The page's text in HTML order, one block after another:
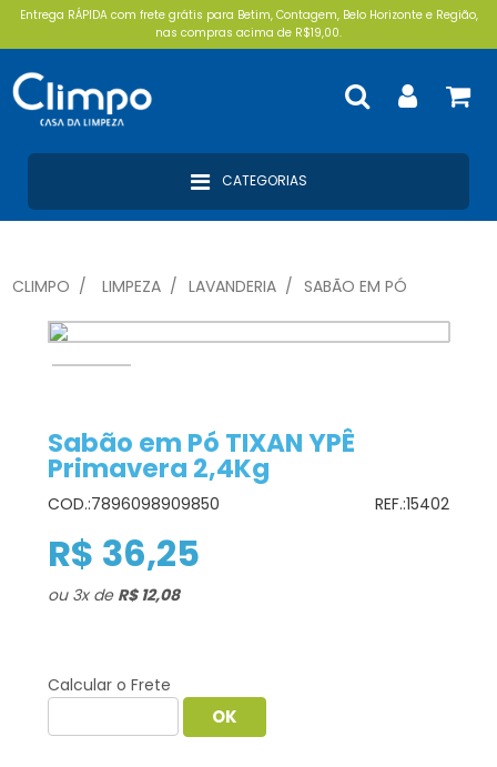
Entrega RÁPIDA com frete grátis para Betim, Contagem, Belo Horizonte e Região,
nas compras acima de R$19,00.
CATEGORIAS
CLIMPO LIMPEZA LAVANDERIA SABÃO EM PÓ
Sabão em Pó TIXAN YPÊ
Primavera 2,4Kg
COD.:7896098909850 REF.:15402
R$ 36,25
ou 3xde R$ 12,08
Calcular o Frete